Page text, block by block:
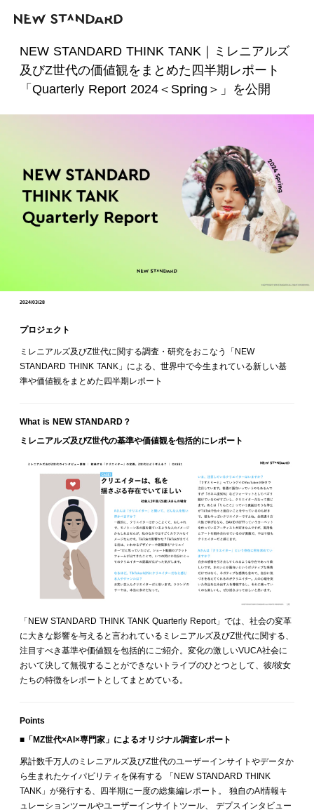
NEW STANDARD THINK TANK｜ミレニアルズ
及びZ世代の価値観をまとめた四半期レポート
「Quarterly Report 2024＜Spring＞」を公開
2024/03/28
プロジェクト
ミレニアルズ及びZ世代に関する調査・研究をおこなう「NEW
STANDARD THINK TANK」による、世界中で今生まれている新しい基
準や価値観をまとめた四半期レポート
What is NEW STANDARD？
ミレニアルズ及びZ世代の基準や価値観を包括的にレポート
「NEW STANDARD THINK TANK Quarterly Report」では、社会の変革
に大きな影響を与えると言われているミレニアルズ及びZ世代に関する、
注目すべき基準や価値観を包括的にご紹介。変化の激しいVUCA社会に
おいて決して無視することができないトライブのひとつとして、彼/彼女
たちの特徴をレポートとしてまとめている。
Points
■ 「MZ世代×AI×専門家」によるオリジナル調査レポート
累計数千万人のミレニアルズ及びZ世代のユーザーインサイトやデータか
ら生まれたケイパビリティを保有する 「NEW STANDARD THINK
TANK」が発行する、四半期に一度の総集編レポート。 独自のAI情報キ
ュレーションツールやユーザーインサイトツール、 デプスインタビュー